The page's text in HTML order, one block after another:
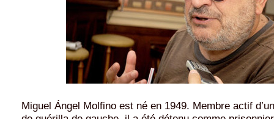
Miguel Ángel Molfino est né en 1949. Membre actif